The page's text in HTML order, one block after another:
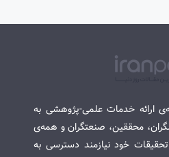
ارائه خدمات علمی-پژوهشی به
محققین، صنعتگران و همه‌ی
خود نیازمند دسترسی به